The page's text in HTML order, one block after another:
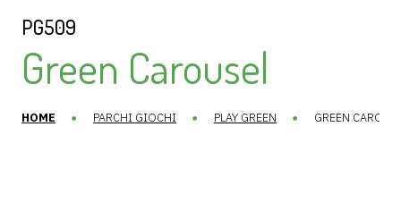
PG509
Green Carousel
HOME PARCHI GIOCHI PLAY GREEN GREEN